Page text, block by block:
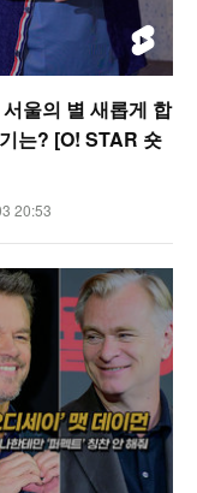
울의 별 새롭게 합
는? [O! STAR 숏
20:53